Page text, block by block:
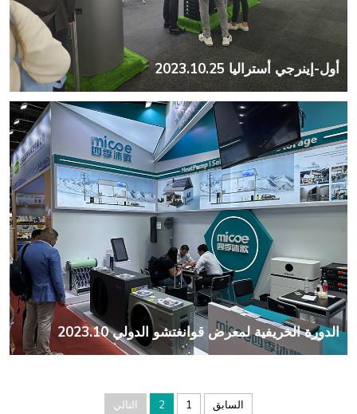
أول-إينرجي أستراليا 2023.10.25
الدورة الخريفية لمعرض قوانغتشو الدولي 2023.10
السابق 1
2 التالي